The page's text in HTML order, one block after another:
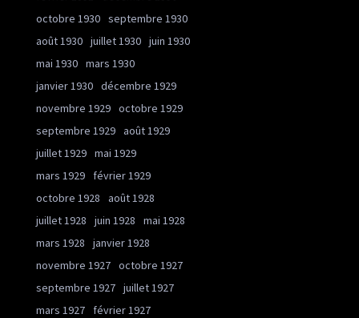
octobre 1930 septembre 1930
août 1930 juillet 1930 juin 1930
mai 1930 mars 1930
janvier 1930 décembre 1929
novembre 1929 octobre 1929
septembre 1929 août 1929
juillet 1929 mai 1929
mars 1929
février 1929
octobre 1928
août 1928
juillet 1928
juin 1928
mai 1928
mars 1928
janvier 1928
novembre 1927 octobre 1927
septembre 1927 juillet 1927
mars 1927
février 1927